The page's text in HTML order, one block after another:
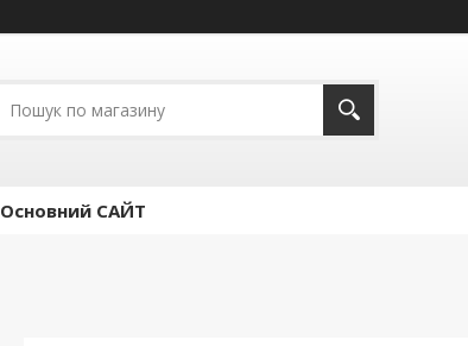
Основний САЙТ